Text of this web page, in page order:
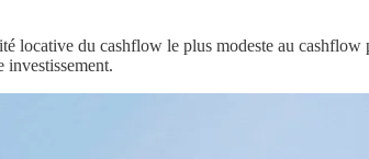
locative du cashflow le plus modeste au cashflow
investissement.